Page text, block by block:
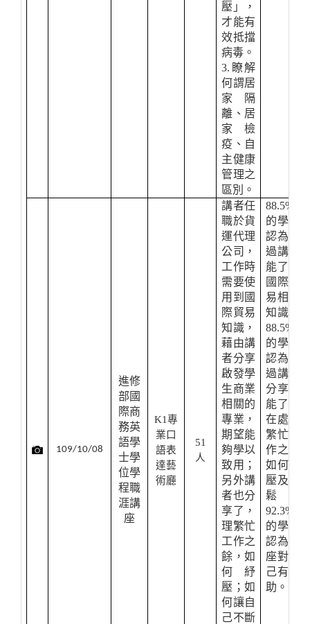
壓」，
才能有
效抵擋
病毒。
3.瞭解
何謂居
家隔
離、居
家檢
疫、自
主健康
管理之
區別。
109/10/08
進修
部國
際商
務英
語學
士學
位學
程職
涯講
座
K1專
業口
語表
達藝
術廳
51
人
講者任
職於貨
運代理
公司，
工作時
需要使
用到國
際貿易
知識，
藉由講
者分享
啟發學
生商業
相關的
專業，
期望能
夠學以
致用；
另外講
者也分
享了，
理繁忙
工作之
餘，如
何紓
壓；如
何讓自
己不斷
88.5%
的學生
認為透
過講座
能了解
國際貿
易相關
知識；
88.5%
的學生
認為透
過講者
分享，
能了解
在處理
繁忙工
作之餘
如何紓
壓及放
鬆；
92.3%
的學生
認為講
座對自
己有幫
助。